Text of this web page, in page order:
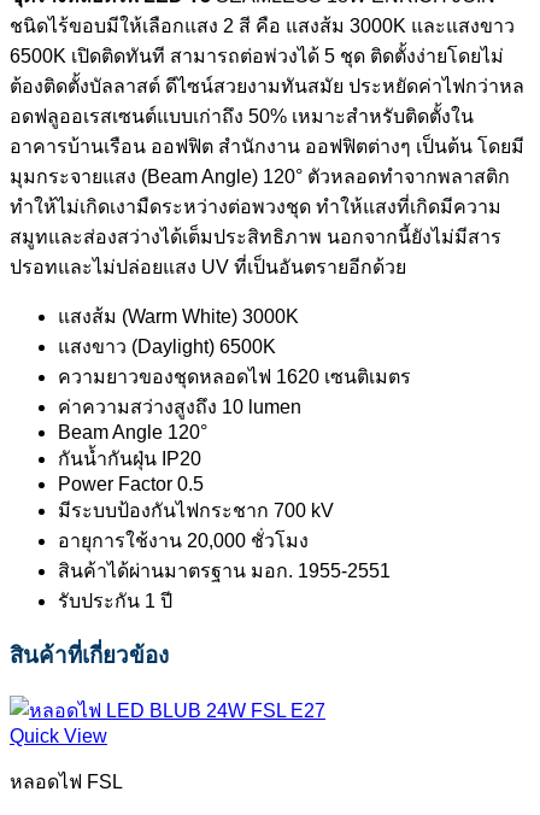
ชนิดไร้ขอบมีให้เลือกแสง 2 สี คือ แสงส้ม 3000K และแสงขาว
6500K เปิดติดทันที สามารถต่อพ่วงได้ 5 ชุด ติดตั้งง่ายโดยไม่
ต้องติดตั้งบัลลาสต์ ดีไซน์สวยงามทันสมัย ประหยัดค่าไฟกว่าหล
อดฟลูออเรสเซนต์แบบเก่าถึง 50% เหมาะสำหรับติดตั้งใน
อาคารบ้านเรือน ออฟฟิต สำนักงาน ออฟฟิตต่างๆ เป็นต้น โดยมี
มุมกระจายแสง (Beam Angle) 120° ตัวหลอดทำจากพลาสติก
ทำให้ไม่เกิดเงามืดระหว่างต่อพวงชุด ทำให้แสงที่เกิดมีความ
สมูทและส่องสว่างได้เต็มประสิทธิภาพ นอกจากนี้ยังไม่มีสาร
ปรอทและไม่ปล่อยแสง UV ที่เป็นอันตรายอีกด้วย
แสงส้ม (Warm White) 3000K
แสงขาว (Daylight) 6500K
ความยาวของชุดหลอดไฟ 1620 เซนติเมตร
ค่าความสว่างสูงถึง 10 lumen
Beam Angle 120°
กันน้ำกันฝุ่น IP20
Power Factor 0.5
มีระบบป้องกันไฟกระชาก 700 kV
อายุการใช้งาน 20,000 ชั่วโมง
สินค้าได้ผ่านมาตรฐาน มอก. 1955-2551
รับประกัน 1 ปี
สินค้าที่เกี่ยวข้อง
Quick View
หลอดไฟ FSL